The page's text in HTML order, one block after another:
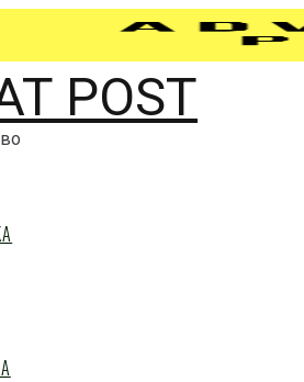
POST